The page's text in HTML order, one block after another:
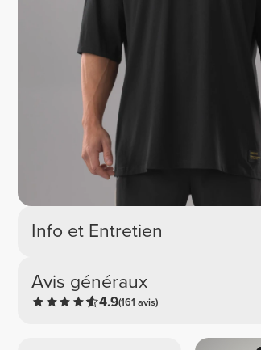
Info et Entretien
Avis généraux
4.9(161 avis)